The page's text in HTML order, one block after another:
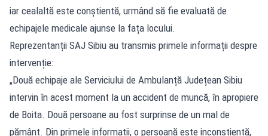
iar cealaltă este conștientă, urmând să fie evaluată de
echipajele medicale ajunse la fața locului.
Reprezentanții SAJ Sibiu au transmis primele informații despre
intervenție:
„Două echipaje ale Serviciului de Ambulanță Județean Sibiu
intervin în acest moment la un accident de muncă, în apropiere
de Boita. Două persoane au fost surprinse de un mal de
pământ. Din primele informații, o persoană este inconștientă,